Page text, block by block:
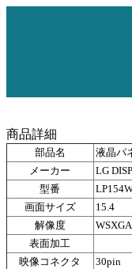
商品詳細
部品名
液晶パ
メーカー
LG
型番
画面サイズ
15.4
解像度
表面加工
映像コネクタ
30pin